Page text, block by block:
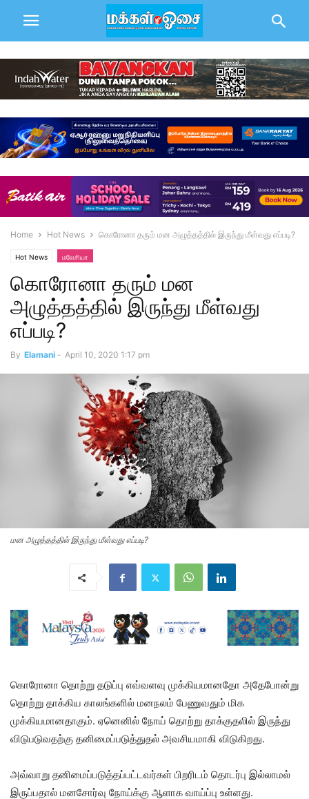
Home Hot News கொரோனா தரும் மன அழுத்தத்தில் இருந்து மீள்வது எப்படி?
Hot News மலேசியா
கொரோனா தரும் மன
அழுத்தத்தில் இருந்து மீள்வது
எப்படி?
By Elamani - April 10, 2020 1:17 pm
மன அழுத்தத்தில் இருந்து மீள்வது எப்படி?
கொரோனா தொற்று தடுப்பு எவ்வளவு முக்கியமானதோ அதேபோன்று
தொற்று தாக்கிய காலங்களில் மனநலம் பேணுவதும் மிக
முக்கியமானதாகும். ஏனெனில் நோய் தொற்று தாக்குதலில் இருந்து
விடுபடுவதற்கு தனிமைப்படுத்துதல் அவசியமாகி விடுகிறது.
அவ்வாறு தனிமைப்படுத்தப்பட்டவர்கள் பிறரிடம் தொடர்பு இல்லாமல்
இருப்பதால் மனசோர்வு நோய்க்கு ஆளாக வாய்ப்பு உள்ளது.